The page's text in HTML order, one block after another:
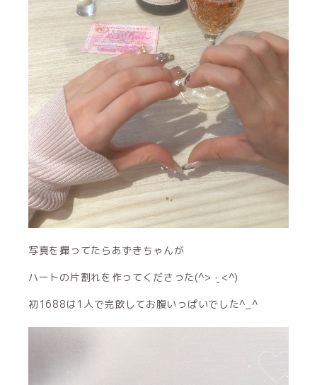
写真を撮ってたらあずきちゃんが
ハートの片割れを作ってくださった(^> ·̮ <^)
初1688は1人で完飲してお腹いっぱいでした‎^_^